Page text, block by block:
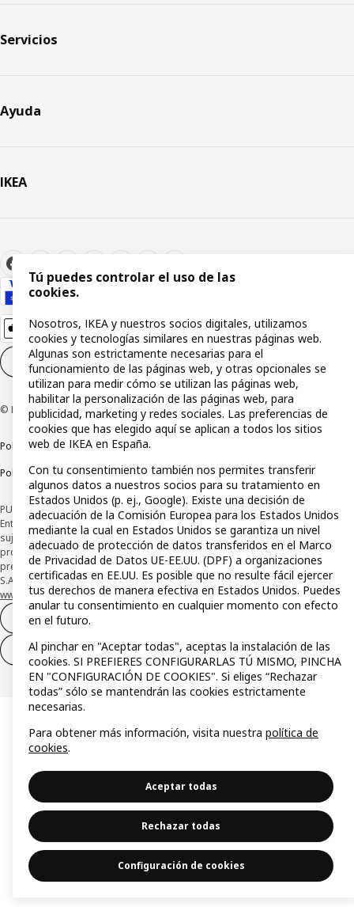
Servicios
Ayuda
IKEA
Configuración de cookies ES
© Inter IKEA Systems B.V 1999-2026
Política de privacidadPolítica de cookies
Política de divulgación responsable
PUBLICIDAD: *Financiación a través de la tarjeta IKEA VISA emitida por la
Entidad de Pago híbrida CaixaBank Payments & Consumer, E.F.C., E.P., S.A.U., y
sujeta a su organización. La entidad ha escogido como sistema de
protección de los fondos recibidos de usuarios de servicios de pago que
presta su depósito en una cuenta bancaria separada abierta en CaixaBank,
S.A. Conoce más acerca de las formas de pago de tu tarjeta aquí:
www.caixabankpc.com/es/productos. ​
Desistimiento del contrato
Desistimiento de solo servicios
Tú puedes controlar el uso de las
cookies.
Nosotros, IKEA y nuestros socios digitales, utilizamos
cookies y tecnologías similares en nuestras páginas web.
Algunas son estrictamente necesarias para el
funcionamiento de las páginas web, y otras opcionales se
utilizan para medir cómo se utilizan las páginas web,
habilitar la personalización de las páginas web, para
publicidad, marketing y redes sociales. Las preferencias de
cookies que has elegido aquí se aplican a todos los sitios
web de IKEA en España.
Con tu consentimiento también nos permites transferir
algunos datos a nuestros socios para su tratamiento en
Estados Unidos (p. ej., Google). Existe una decisión de
adecuación de la Comisión Europea para los Estados Unidos
mediante la cual en Estados Unidos se garantiza un nivel
adecuado de protección de datos transferidos en el Marco
de Privacidad de Datos UE-EE.UU. (DPF) a organizaciones
certificadas en EE.UU. Es posible que no resulte fácil ejercer
tus derechos de manera efectiva en Estados Unidos. Puedes
anular tu consentimiento en cualquier momento con efecto
en el futuro.
Al pinchar en "Aceptar todas", aceptas la instalación de las
cookies. SI PREFIERES CONFIGURARLAS TÚ MISMO, PINCHA
EN "CONFIGURACIÓN DE COOKIES". Si eliges “Rechazar
todas” sólo se mantendrán las cookies estrictamente
necesarias.
Para obtener más información, visita nuestra política de
cookies.
Aceptar todas
Rechazar todas
Configuración de cookies